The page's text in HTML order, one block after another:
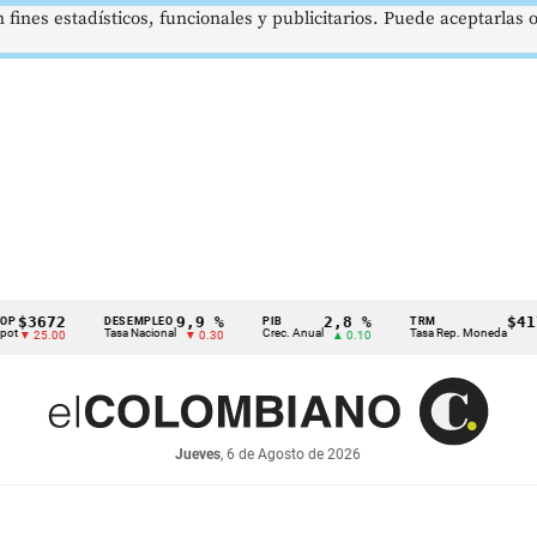
DESEMPLEO
Tasa Nacional
9,9 %
▼ 0.30
PIB
Crec. Anual
2,8 %
▲ 0.10
TRM
Tasa Rep. Moneda ▲ 0.42
Jueves, 6 de Agosto de 2026
estadísticos, funcionales y publicitarios. Puede aceptarlas